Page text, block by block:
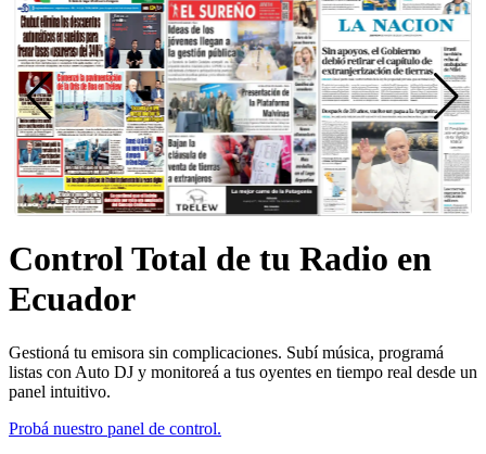
Control Total de tu Radio en
Ecuador
Gestioná tu emisora sin complicaciones. Subí música, programá
listas con Auto DJ y monitoreá a tus oyentes en tiempo real desde un
panel intuitivo.
Probá nuestro panel de control.